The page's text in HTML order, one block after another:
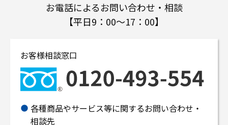
お電話によるお問い合わせ・相談
【平日9：00～17：00】
お客様相談窓口
各種商品やサービス等に関するお問い合わせ・
相談先